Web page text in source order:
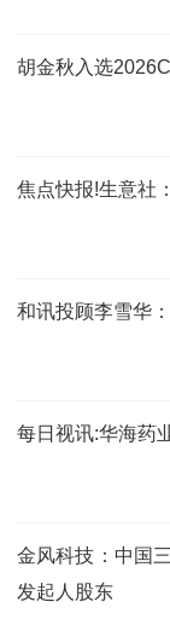
胡金秋入选
焦点快报!生意社
和讯投顾李雪华
每日视讯:华海药
金风科技：中国
发起人股东